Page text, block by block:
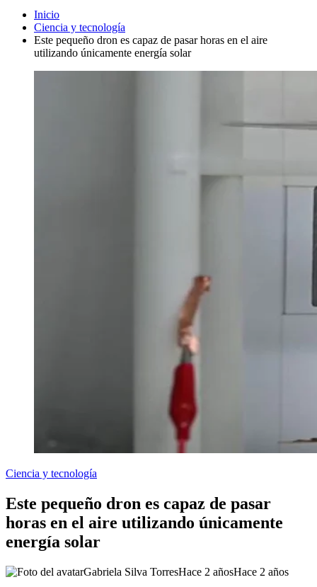
Inicio
Ciencia y tecnología
Este pequeño dron es capaz de pasar horas en el aire
utilizando únicamente energía solar
Ciencia y tecnología
Este pequeño dron es capaz de pasar
horas en el aire utilizando únicamente
energía solar
Gabriela Silva TorresHace 2 añosHace 2 años